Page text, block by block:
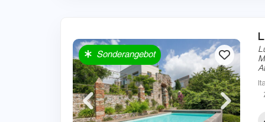
Sonderangebot